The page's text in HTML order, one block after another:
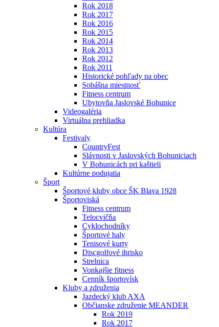
Rok 2018
Rok 2017
Rok 2016
Rok 2015
Rok 2014
Rok 2013
Rok 2012
Rok 2011
Historické pohľady na obec
Sobášna miestnosť
Fitness centrum
Ubytovňa Jaslovské Bohunice
Videogaléria
Virtuálna prehliadka
Kultúra
Festivaly
CountryFest
Slávnosti v Jaslovských Bohuniciach
V Bohunicách pri kaštieli
Kultúrne podujatia
Šport
Športové kluby obce ŠK Blava 1928
Športoviská
Fitness centrum
Telocvičňa
Cyklochodníky
Športové haly
Tenisové kurty
Discgolfové ihrisko
Strelnica
Vonkajšie fitness
Cenník športovísk
Kluby a združenia
Jazdecký klub AXA
Občianske združenie MEANDER
Rok 2019
Rok 2017